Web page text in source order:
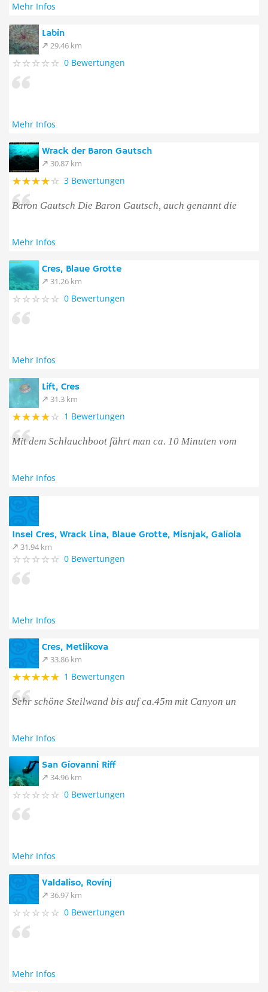
Mehr Infos
Labin
29.46 km
0 Bewertungen
Mehr Infos
Wrack der Baron Gautsch
30.87 km
3 Bewertungen
Baron Gautsch Die Baron Gautsch, auch genannt die
Mehr Infos
Cres, Blaue Grotte
31.26 km
0 Bewertungen
Mehr Infos
Lift, Cres
31.3 km
1 Bewertungen
Mit dem Schlauchboot fährt man ca. 10 Minuten vom
Mehr Infos
Insel Cres, Wrack Lina, Blaue Grotte, Misnjak, Galiola
31.94 km
0 Bewertungen
Mehr Infos
Cres, Metlikova
33.86 km
1 Bewertungen
Sehr schöne Steilwand bis auf ca.45m mit Canyon un
Mehr Infos
San Giovanni Riff
34.96 km
0 Bewertungen
Mehr Infos
Valdaliso, Rovinj
36.97 km
0 Bewertungen
Mehr Infos